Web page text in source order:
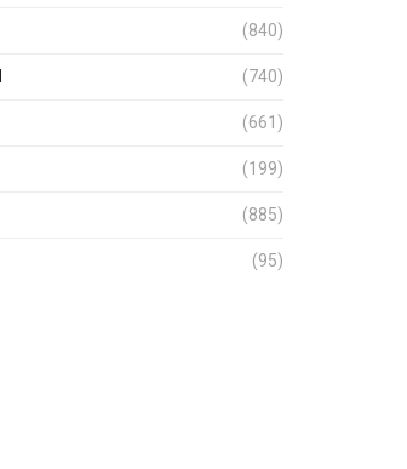
(840)
(740)
(661)
(199)
(885)
(95)